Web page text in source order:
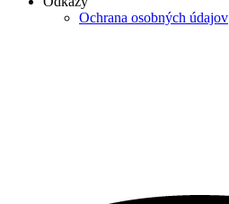
Ochrana osobných údajov